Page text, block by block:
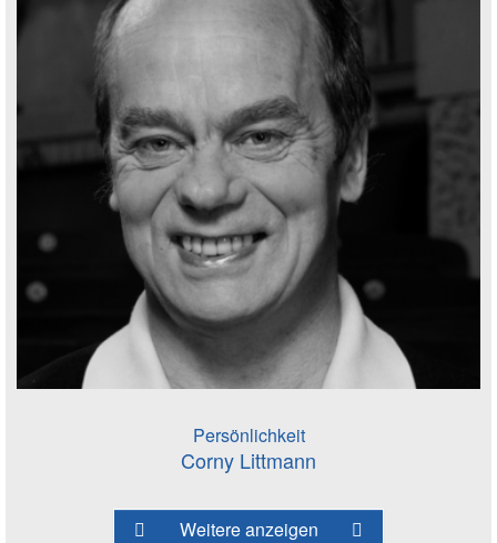
Persönlichkeit
Corny Littmann
Weitere anzeigen